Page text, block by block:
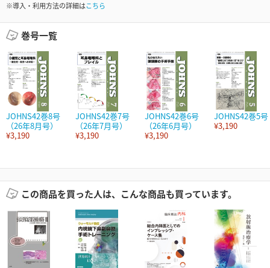
※導入・利用方法の詳細はこちら
巻号一覧
JOHNS42巻8号
（26年8月号）
¥3,190
JOHNS42巻7号
（26年7月号）
¥3,190
JOHNS42巻6号
（26年6月号）
¥3,190
JOHNS42巻5号
¥3,190
この商品を買った人は、こんな商品も買っています。